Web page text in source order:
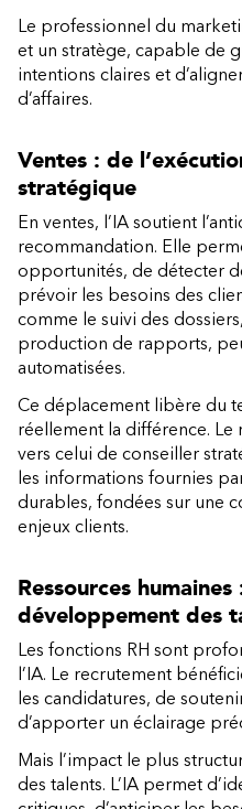
Le professionnel du
et un stratège, capable de
intentions claires et
d’affaires.
Ventes : de
stratégique
En ventes, l’IA soutient
recommandation. Elle
opportunités, de détecter
prévoir les besoins des
comme le suivi des
production de rapports,
automatisées.
Ce déplacement libère du
réellement la différence.
vers celui de conseiller
les informations fournies
durables, fondées sur une
enjeux clients.
Ressources
développement des
Les fonctions RH sont
l’IA. Le recrutement
les candidatures, de
d’apporter un éclairage
Mais l’impact le plus
des talents. L’IA permet